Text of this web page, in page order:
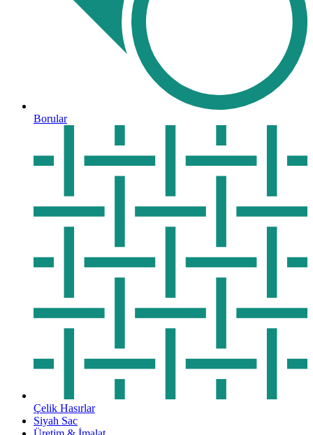
Borular
Çelik Hasırlar
Siyah Sac